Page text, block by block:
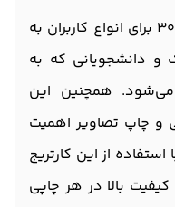
کارتریج رنگی طرح اصلی مدل 305A برای انواع کاربران به
و دانشجویانی که به
می‌شود. همچنین این
و چاپ تصاویر اهمیت
از این کارتریج
بالا در هر چاپی